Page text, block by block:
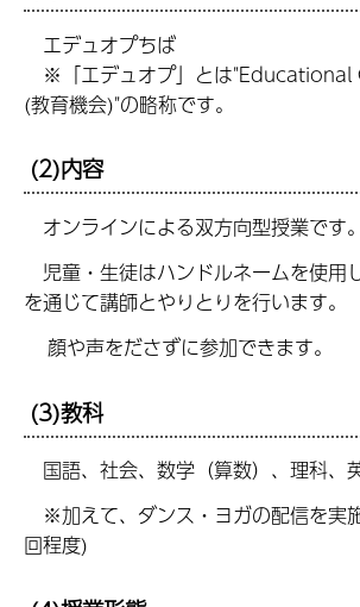
エデュオプちば
※「エデュオプ」とは
(教育機会)"の略称です。
(2)内容
オンラインによる双方向型授業です。
児童・生徒はハンドルネームを使用
を通じて講師とやりとりを行います。
顔や声をださずに参加できます。
(3)教科
国語、社会、数学（算数）、理科、
※加えて、ダンス・ヨガの配信を実
回程度)